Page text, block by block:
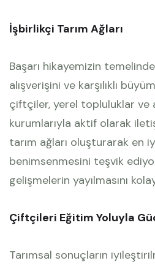
İşbirlikçi Tarım Ağları
Başarı hikayemizin
alışverişini ve karşılıklı
çiftçiler, yerel topluluklar ve
kurumlarıyla aktif olarak
tarım ağları oluşturarak en
benimsenmesini teşvik
gelişmelerin yayılmasını
Çiftçileri Eğitim Yoluyla
Tarımsal sonuçların